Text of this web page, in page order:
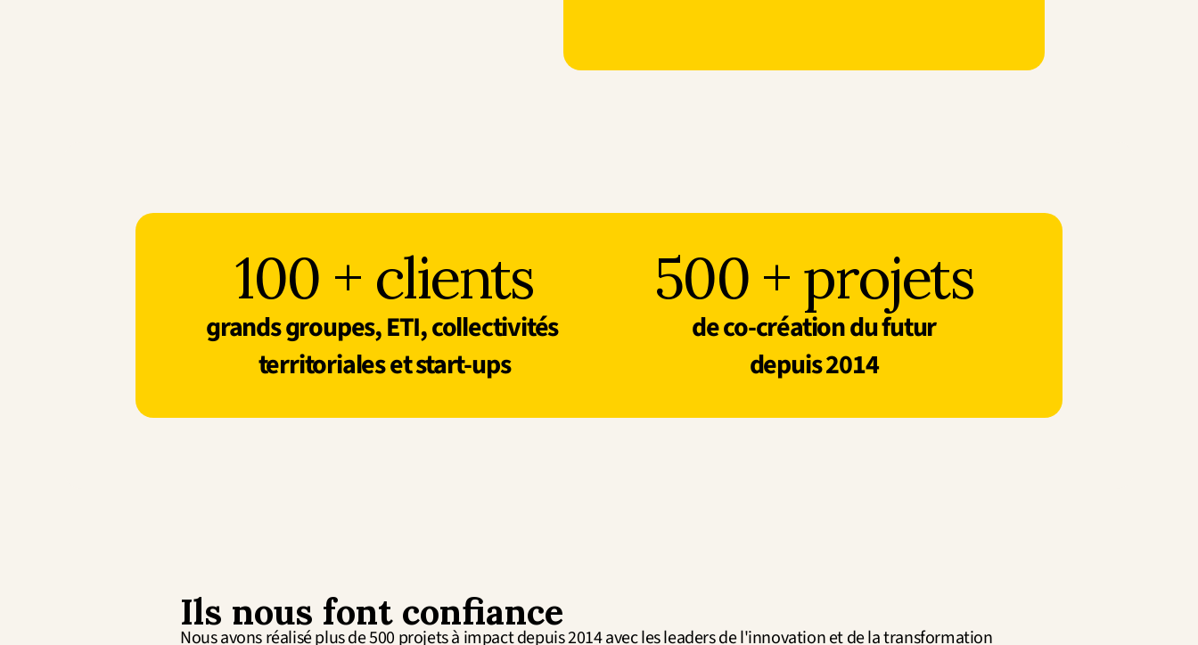
100 + clients
grands groupes, ETI, collectivités
territoriales et start-ups
500 + projets
de co-création du futur
depuis 2014
Ils nous font confiance
Nous avons réalisé plus de 500 projets à impact depuis 2014 avec les leaders de l'innovation et de la transformation